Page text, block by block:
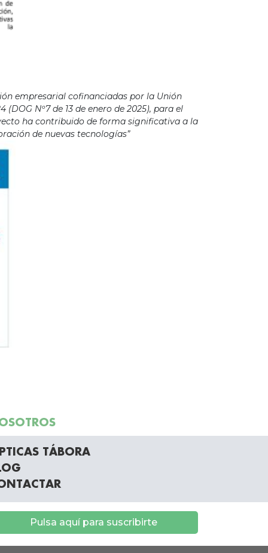
empresarial cofinanciadas por la Unión
Nº7 de 13 de enero de 2025), para el
ha contribuido de forma significativa a la
de nuevas tecnologías”
TÁBORA
Pulsa aquí para suscribirte